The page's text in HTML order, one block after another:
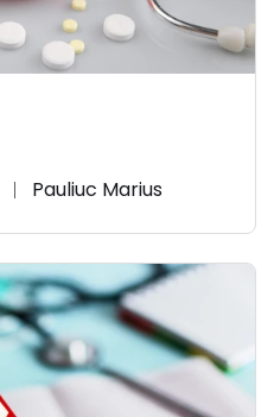
Pauliuc Marius